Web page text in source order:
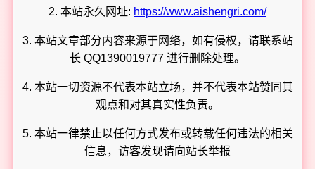
2. 本站永久网址: https://www.aishengri.com/
3. 本站文章部分内容来源于网络，如有侵权，请联系站
长 QQ1390019777 进行删除处理。
4. 本站一切资源不代表本站立场，并不代表本站赞同其
观点和对其真实性负责。
5. 本站一律禁止以任何方式发布或转载任何违法的相关
信息，访客发现请向站长举报